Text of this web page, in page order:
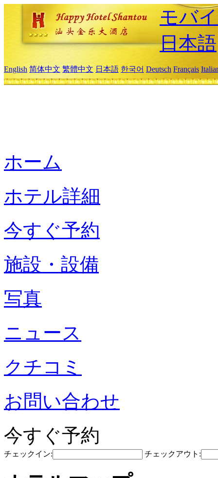
モバ
日本語
English 简体中文 繁體中文 日本語 한국어 Deutsch Français
ホーム
ホテル詳細
今すぐ予約
施設・設備
写真
ニュース
クチコミ
お問い合わせ
今すぐ予約
チェックイン: チェックアウト: